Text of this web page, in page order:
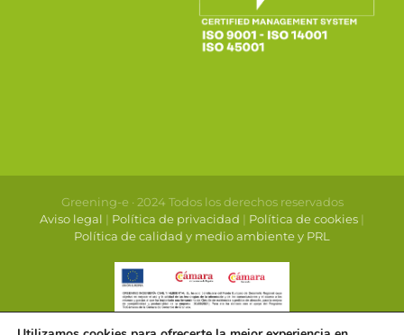
Greening-e · 2024 Todos los derechos reservados
Aviso legal | Política de privacidad | Política de cookies |
Política de calidad y medio ambiente y PRL